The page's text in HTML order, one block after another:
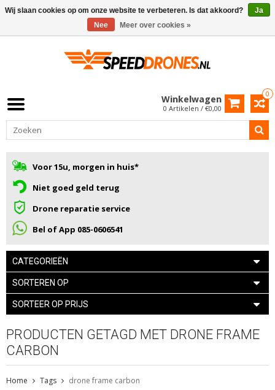
0
Winkelwagen
0 Artikelen / €0,00
Voor 15u, morgen in huis*
Niet goed geld terug
Drone reparatie service
Bel of App 085-0606541
CATEGORIEËN
SORTEREN OP
SORTEER OP PRIJS
PRODUCTEN GETAGD MET DRONE FRAME
CARBON
Home Tags drone frame carbon
Wij slaan cookies op om onze website te verbeteren. Is dat akkoord?
Ja
Nee
Meer over cookies »